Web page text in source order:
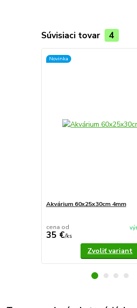
Súvisiaci tovar 4
Novinka
Akvárium 60x25x30cm 4mm
cena od
35 €/ks
Zvoliť variant